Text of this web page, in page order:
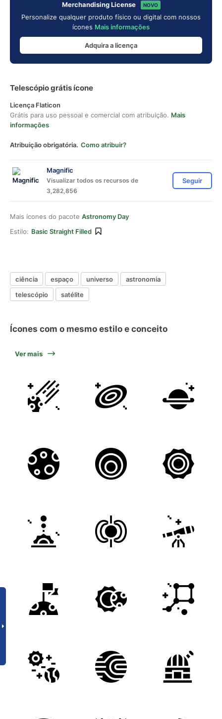
Merchandising License NOVO
Personalize qualquer produto físico ou digital com nossos
ícones Mais informações
Adquira a licença
Telescópio grátis ícone
Licença Flaticon
Grátis para uso pessoal e comercial com atribuição. Mais
informações
Atribuição obrigatória. Como atribuir?
Magnific
Visualizar todos os recursos de
3,282,856
Seguir
Mais ícones do pacote Astronomy Day
Estilo: Basic Straight Filled
ciência espaço universo
astronomia
telescópio
satélite
Ícones com o mesmo estilo e conceito
Ver mais